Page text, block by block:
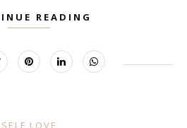
READING
SELF LOVE